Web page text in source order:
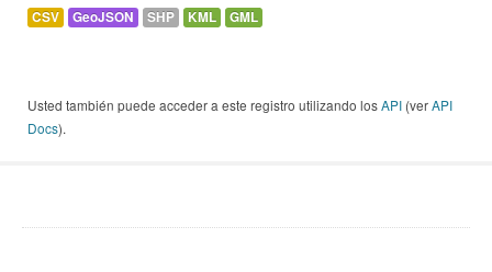
CSV GeoJSON SHP KML GML
Usted también puede acceder a este registro utilizando losAPI (verAPI
Docs).